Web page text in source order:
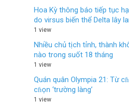
Hoa Kỳ thông báo tiếp tục
do virsus biến thể Delta lây
1 view
Nhiều chủ tịch tỉnh, thành
nào trong suốt 18 tháng
1 view
Quán quân Olympia 21: Từ
cɦọn ‘trường làng’
1 view